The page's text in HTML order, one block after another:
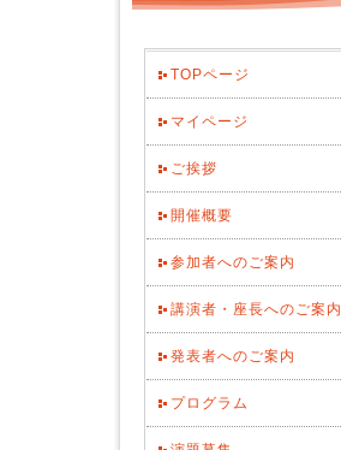
TOPページ
マイページ
ご挨拶
開催概要
参加者へのご案内
講演者・座長へのご案内
発表者へのご案内
プログラム